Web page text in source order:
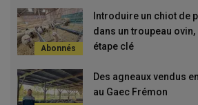
Introduire un chiot de
dans un troupeau ovin,
étape clé
Des agneaux vendus
au Gaec Frémon